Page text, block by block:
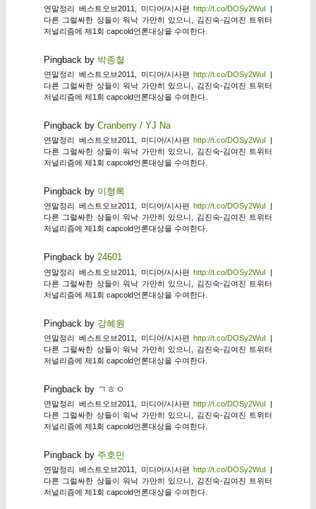
연말정리 베스트오브2011, 미디어/시사편http://t.co/DOSy2WuI
|
다른 그럴싸한 상들이 워낙 가만히 있으니, 김진숙-김여진 트위터
저널리즘에 제1회 capcold언론대상을 수여한다.
Pingback by 박종철
연말정리 베스트오브2011, 미디어/시사편http://t.co/DOSy2WuI
|
다른 그럴싸한 상들이 워낙 가만히 있으니, 김진숙-김여진 트위터
저널리즘에 제1회 capcold언론대상을 수여한다.
Pingback by Cranberry / YJ Na
연말정리 베스트오브2011, 미디어/시사편http://t.co/DOSy2WuI
|
다른 그럴싸한 상들이 워낙 가만히 있으니, 김진숙-김여진 트위터
저널리즘에 제1회 capcold언론대상을 수여한다.
Pingback by 이형록
연말정리 베스트오브2011, 미디어/시사편 http://t.co/DOSy2WuI
다른 그럴싸한 상들이 워낙 가만히 있으니, 김진숙-김여진 트위터
저널리즘에 제1회 capcold언론대상을 수여한다.
Pingback by 24601
연말정리 베스트오브2011, 미디어/시사편http://t.co/DOSy2WuI
|
다른 그럴싸한 상들이 워낙 가만히 있으니, 김진숙-김여진 트위터
저널리즘에 제1회 capcold언론대상을 수여한다.
Pingback by 강혜원
연말정리 베스트오브2011, 미디어/시사편http://t.co/DOSy2WuI
|
다른 그럴싸한 상들이 워낙 가만히 있으니, 김진숙-김여진 트위터
저널리즘에 제1회 capcold언론대상을 수여한다.
Pingback by ㄱㅎㅇ
연말정리 베스트오브2011, 미디어/시사편http://t.co/DOSy2WuI
|
다른 그럴싸한 상들이 워낙 가만히 있으니, 김진숙-김여진 트위터
저널리즘에 제1회 capcold언론대상을 수여한다.
Pingback by 주호민
연말정리 베스트오브2011, 미디어/시사편 http://t.co/DOSy2WuI
다른 그럴싸한 상들이 워낙 가만히 있으니, 김진숙-김여진 트위터
저널리즘에 제1회 capcold언론대상을 수여한다.